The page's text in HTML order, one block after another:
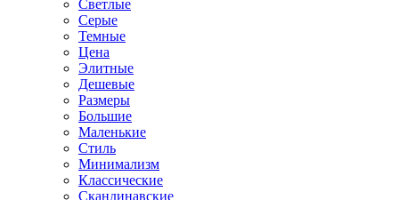
Светлые
Серые
Темные
Цена
Элитные
Дешевые
Размеры
Большие
Маленькие
Стиль
Минимализм
Классические
Скандинавские